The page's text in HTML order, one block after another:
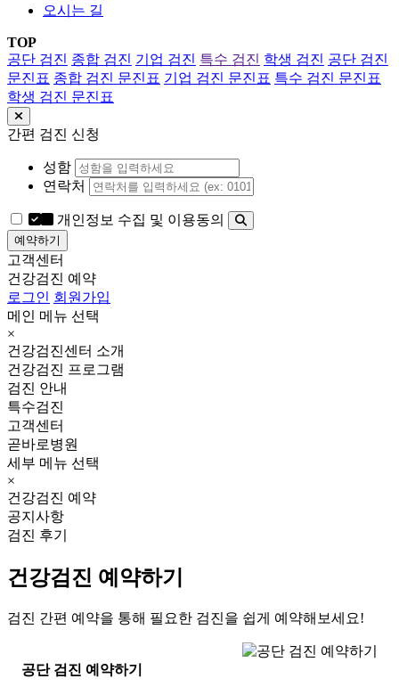
오시는 길
TOP
공단 검진 종합 검진 기업 검진 특수 검진 학생 검진 공단 검진
문진표 종합 검진 문진표 기업 검진 문진표 특수 검진 문진표
학생 검진 문진표
간편 검진 신청
성함
연락처
개인정보 수집 및 이용동의
예약하기
고객센터
건강검진 예약
로그인 회원가입
메인 메뉴 선택
×
건강검진센터 소개
건강검진 프로그램
검진 안내
특수검진
고객센터
곧바로병원
세부 메뉴 선택
×
건강검진 예약
공지사항
검진 후기
건강검진 예약하기
검진 간편 예약을 통해 필요한 검진을 쉽게 예약해보세요!
공단 검진 예약하기